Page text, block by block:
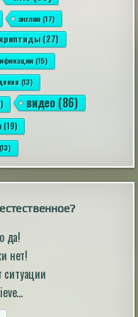
назвали
взрыва
одной из
упоминает
в Антарктиде
из большинства
о том, что в
где
англия(17)
криптиды(27)
(15)
(13)
видео(86)
(19)
да!
нет!
ситуации